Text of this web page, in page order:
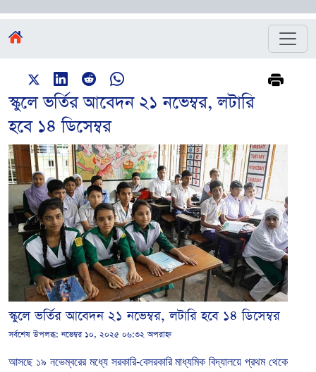
স্কুলে ভর্তির আবেদন ২১ নভেম্বর, লটারি
হবে ১৪ ডিসেম্বর
স্কুলে ভর্তির আবেদন ২১ নভেম্বর, লটারি হবে ১৪ ডিসেম্বর
সর্বশেষ উপলব্ধ:নভেম্বর ১০, ২০২৫ ০৬:৩২ অপরাহ্ন
আসছে ১৯ নভেম্বরের মধ্যে সরকারি-বেসরকারি মাধ্যমিক বিদ্যালয়ে প্রথম থেকে